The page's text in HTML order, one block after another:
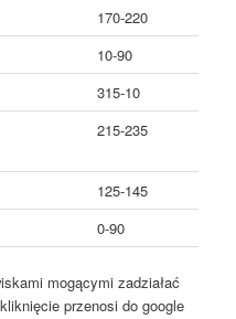
170-220
10-90
315-10
215-235
125-145
0-90
mogącymi zadziałać
przenosi do google